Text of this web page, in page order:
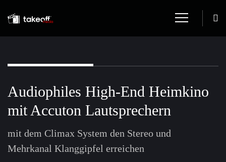
Audiophiles High-End Heimkino
mit Accuton Lautsprechern
mit dem Climax System den Stereo und
Mehrkanal Klanggipfel erreichen